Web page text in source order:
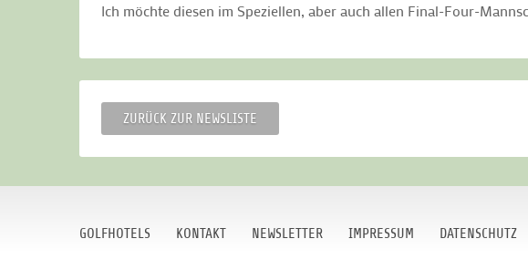
Ich möchte diesen im Speziellen, aber auch allen Final-Four-
ZURÜCK ZUR NEWSLISTE
GOLFHOTELS KONTAKT NEWSLETTER IMPRESSUM DATENSCHUTZ